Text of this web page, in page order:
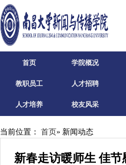
首页 学院概况
教职员工 人才招聘
人才培养 校友风采
当前位置： 首页» 新闻动态
新春走访暖师生 佳